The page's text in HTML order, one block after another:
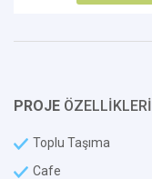
PROJE ÖZELLİKLERİ
Toplu Taşıma
Cafe